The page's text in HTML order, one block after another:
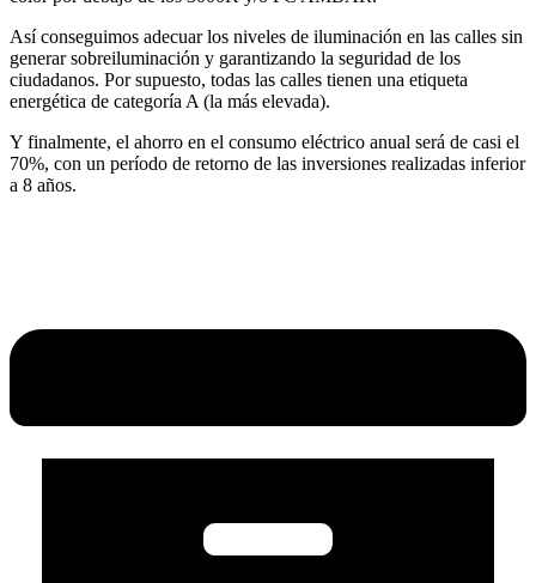
Así conseguimos adecuar los niveles de iluminación en las calles sin
generar sobreiluminación y garantizando la seguridad de los
ciudadanos. Por supuesto, todas las calles tienen una etiqueta
energética de categoría A (la más elevada).
Y finalmente, el ahorro en el consumo eléctrico anual será de casi el
70%, con un período de retorno de las inversiones realizadas inferior
a 8 años.